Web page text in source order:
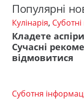
Популярні
Кулінарія,
Кладете
Сучасні
відмовитися
Суботня